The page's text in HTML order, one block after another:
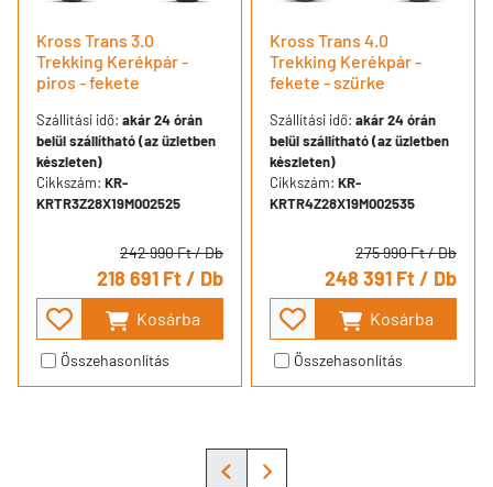
Kross Trans 3.0
Trekking Kerékpár -
piros - fekete
Szállítási idő: akár 24 órán
belül szállítható (az üzletben
készleten)
Cikkszám: KR-
KRTR3Z28X19M002525
242 990 Ft/ Db
218 691 Ft/ Db
Kosárba
Összehasonlítás
Kross Trans 4.0
Trekking Kerékpár -
fekete - szürke
Szállítási idő: akár 24 órán
belül szállítható (az üzletben
készleten)
Cikkszám: KR-
KRTR4Z28X19M002535
275 990 Ft/ Db
248 391 Ft/ Db
Kosárba
Összehasonlítás